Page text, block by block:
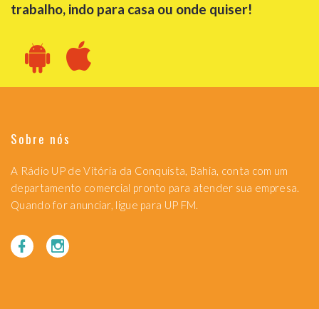
trabalho, indo para casa ou onde quiser!
Sobre nós
A Rádio UP de Vitória da Conquista, Bahia, conta com um
departamento comercial pronto para atender sua empresa.
Quando for anunciar, ligue para UP FM.